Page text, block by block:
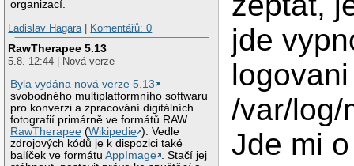
organizací.
Ladislav Hagara
Komentářů: 0
RawTherapee 5.13
5.8. 12:44 | Nová verze
Byla vydána nová verze 5.13
svobodného multiplatformního softwaru
pro konverzi a zpracování digitálních
fotografií primárně ve formátů RAW
RawTherapee (Wikipedie ). Vedle
zdrojových kódů je k dispozici také
balíček ve formátuAppImage . Stačí jej
jde
/var/log/
Jde mi